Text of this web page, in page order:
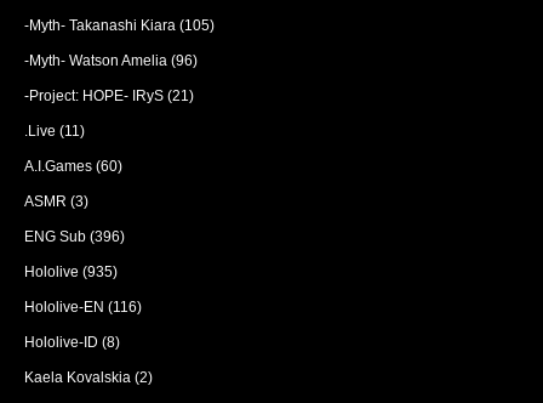
-Myth- Takanashi Kiara (105)
-Myth- Watson Amelia (96)
-Project: HOPE- IRyS (21)
.Live (11)
A.I.Games (60)
ASMR (3)
ENG Sub (396)
Hololive (935)
Hololive-EN (116)
Hololive-ID (8)
Kaela Kovalskia (2)